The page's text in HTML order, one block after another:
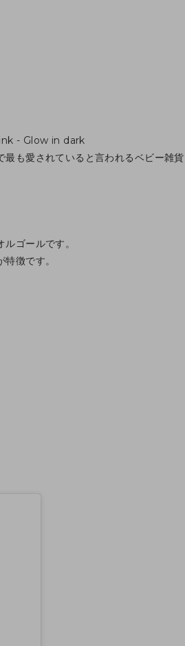
- Glow in dark
も愛されていると言われるベビー雑貨
ゴールです。
徴です。